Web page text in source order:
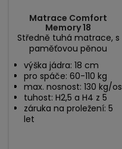
Matrace Comfort
Memory 18
Středně tuhá matrace, s
paměťovou pěnou
výška jádra: 18 cm
pro spáče: 60-110 kg
max. nosnost: 130 kg/os
tuhost: H2,5 a H4 z 5
záruka na proležení: 5
let